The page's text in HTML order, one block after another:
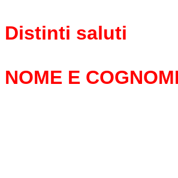
Distinti saluti
NOME E